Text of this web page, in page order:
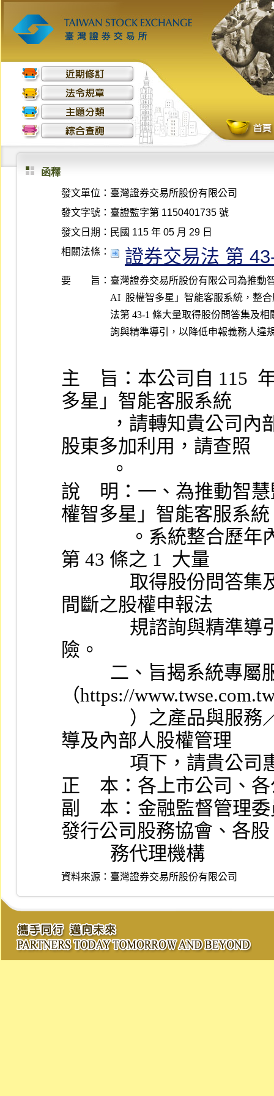
函釋
發文單位： 臺灣證券交易所股份有限公司
發文字號： 臺證監字第 1150401735 號
發文日期： 民國 115 年 05 月 29 日
相關法條：
證券交易法 第
要 旨： 臺灣證券交易所股份有限公司為推動
AI  股權智多星」智能客服系統，整
法第 43-1 條大量取得股份問答集及
主    旨：本公司自 115
多星」智能客服系統
股東多加利用，請查照
          。
說    明：一、為推動智
權智多星」智能客服系統
第 43 條之 1  大量
間斷之股權申報法
險。
（https://
導及內部人股權管理
項下，
正    本：各上市公司、
副    本：金融監督管理
發行公司股務協會、各股
          務代理機構
資料來源： 臺灣證券交易所股份有限公司